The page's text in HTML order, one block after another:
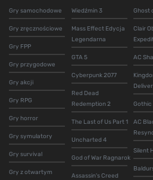
Gry samochodowe
Gry zręcznościowe
Gry FPP
Gry przygodowe
Gry akcji
Gry RPG
Gry horror
Gry symulatory
Gry survival
Gry z otwartym
Wiedźmin 3
Mass Effect Edycja
Legendarna
GTA 5
Cyberpunk 2077
Red Dead
Redemption 2
The Last of Us Part 1
Uncharted 4
God of War Ragnarok
Assassin's Creed
Ghost
Clair
AC
Gothic
AC
Silent